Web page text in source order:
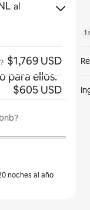
al
para ellos.
noches al año
$1,769 USD
$605 USD
1